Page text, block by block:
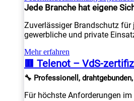
Jede Branche hat eigene
Zuverlässiger Brandschutz für
gewerbliche und private
Mehr erfahren
🟥 Telenot – VdS-
🔧 Professionell,
Für höchste Anforderungen